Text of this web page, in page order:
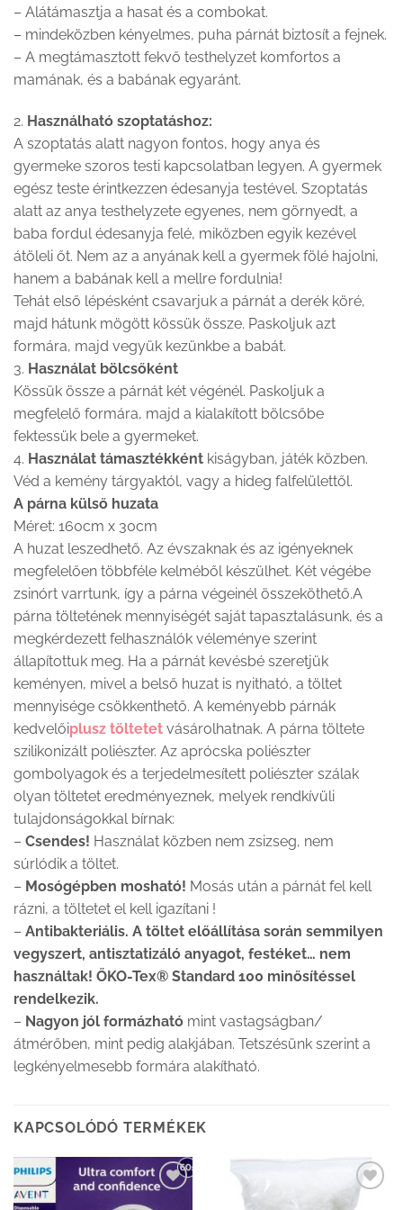
– Alátámasztja a hasat és a combokat.
– mindeközben kényelmes, puha párnát biztosít a fejnek.
– A megtámasztott fekvő testhelyzet komfortos a
mamának, és a babának egyaránt.
2. Használható szoptatáshoz:
A szoptatás alatt nagyon fontos, hogy anya és
gyermeke szoros testi kapcsolatban legyen. A gyermek
egész teste érintkezzen édesanyja testével. Szoptatás
alatt az anya testhelyzete egyenes, nem görnyedt, a
baba fordul édesanyja felé, miközben egyik kezével
átöleli őt. Nem az a anyának kell a gyermek fölé hajolni,
hanem a babának kell a mellre fordulnia!
Tehát első lépésként csavarjuk a párnát a derék köré,
majd hátunk mögött kössük össze. Paskoljuk azt
formára, majd vegyük kezünkbe a babát.
3. Használat bölcsőként
Kössük össze a párnát két végénél. Paskoljuk a
megfelelő formára, majd a kialakított bölcsőbe
fektessük bele a gyermeket.
4. Használat támasztékként kiságyban, játék közben.
Véd a kemény tárgyaktól, vagy a hideg falfelülettől.
A párna külső huzata
Méret: 160cm x 30cm
A huzat leszedhető. Az évszaknak és az igényeknek
megfelelően többféle kelméből készülhet. Két végébe
zsinórt varrtunk, így a párna végeinél összeköthető.A
párna töltetének mennyiségét saját tapasztalásunk, és a
megkérdezett felhasználók véleménye szerint
állapítottuk meg. Ha a párnát kevésbé szeretjük
keményen, mivel a belső huzat is nyitható, a töltet
mennyisége csökkenthető. A keményebb párnák
kedvelőiplusz töltetet vásárolhatnak. A párna töltete
szilikonizált poliészter. Az aprócska poliészter
gombolyagok és a terjedelmesített poliészter szálak
olyan töltetet eredményeznek, melyek rendkívüli
tulajdonságokkal bírnak:
– Csendes! Használat közben nem zsizseg, nem
súrlódik a töltet.
– Mosógépben mosható! Mosás után a párnát fel kell
rázni, a töltetet el kell igazítani !
– Antibakteriális. A töltet előállítása során semmilyen
vegyszert, antisztatizáló anyagot, festéket… nem
használtak! ŐKO-Tex® Standard 100 minősítéssel
rendelkezik.
– Nagyon jól formázható mint vastagságban/
átmérőben, mint pedig alakjában. Tetszésünk szerint a
legkényelmesebb formára alakítható.
KAPCSOLÓDÓ TERMÉKEK
Kedvenceimhez
Kedvenceimhez